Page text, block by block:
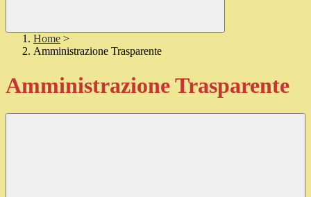
Home >
Amministrazione Trasparente
Amministrazione Trasparente